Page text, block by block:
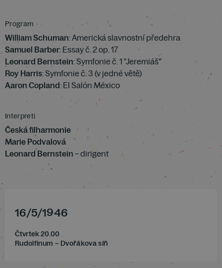
Program
William Schuman: Americká slavnostní předehra
Samuel Barber: Essay č. 2 op. 17
Leonard Bernstein: Symfonie č. 1 "Jeremiáš"
Roy Harris: Symfonie č. 3 (v jedné větě)
Aaron Copland: EI Salón México
Interpreti
Česká filharmonie
Marie Podvalová
Leonard Bernstein– dirigent
16/5/1946
Čtvrtek 20.00
Rudolfinum – Dvořákova síň